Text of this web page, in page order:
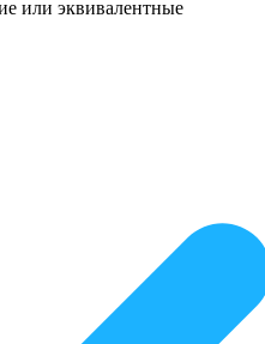
или эквивалентные